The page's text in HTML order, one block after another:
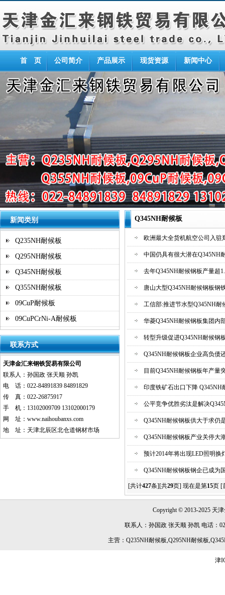
首 页 公司简介 产品展示 现货资源 新闻中心
新闻类别
Q235NH耐候板
Q295NH耐候板
Q345NH耐候板
Q355NH耐候板
09CuP耐候板
09CuPCrNi-A耐候板
联系方式
天津金汇来钢铁贸易有限公司
联系人：孙国政 张天顺 孙凯
电 话：022-84891839 84891829
传 真：022-26875917
手 机：13102009709 13102000179
网 址： www.naihoubanxs.com
地 址：天津北辰区北仓道钢材市场
Q345NH耐候板
欧洲最大全货机航空公司入驻
中国仍具有很大潜在Q345NH
去年Q345NH耐候钢板产量超
唐山大型Q345NH耐候钢板钢
工信部:推进节水型Q345NH耐
华菱Q345NH耐候钢板集团内
转型升级促进Q345NH耐候钢
Q345NH耐候钢板企业高负债
目前Q345NH耐候钢板年产量
印度铁矿石出口下降 Q345NH
公平竞争优胜劣汰是解决
Q345NH耐候钢板供大于求仍
Q345NH耐候钢板产业关停大
预计2014年将出现LED照明换
Q345NH耐候钢板钢企已成为
[共计427条][共29页] 现在是第15页 [
Copyright © 2013-2025 天津
联系人：孙国政 张天顺 孙凯 电话：
主营：Q235NH耐候板,Q295NH耐候板
津